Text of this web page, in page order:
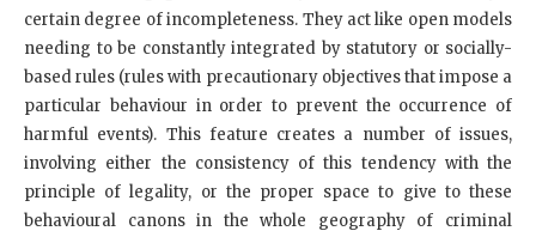
certain degree of incompleteness. They act like open models
needing to be constantly integrated by statutory or socially-
based rules (rules with precautionary objectives that impose a
particular behaviour in order to prevent the occurrence of
harmful events). This feature creates a number of issues,
involving either the consistency of this tendency with the
principle of legality, or the proper space to give to these
behavioural canons in the whole geography of criminal